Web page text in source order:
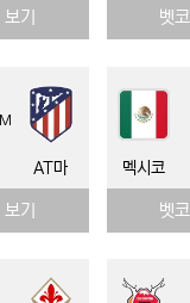
기 벳
AT마
기
멕시코
벳